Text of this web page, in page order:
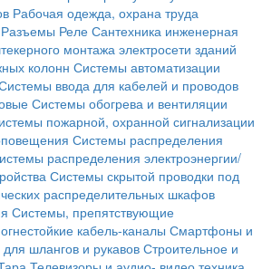
Рабочая одежда, охрана труда
Разъемы Реле Сантехника инженерная
монтажа электросети зданий
колонн Системы автоматизации
ввода для кабелей и проводов
Системы обогрева и вентиляции
пожарной, охранной сигнализации
Системы распределения
распределения электроэнергии/
Системы скрытой проводки под
распределительных шкафов
Системы, препятствующие
кабель-каналы Смартфоны и
шлангов и рукавов Строительное и